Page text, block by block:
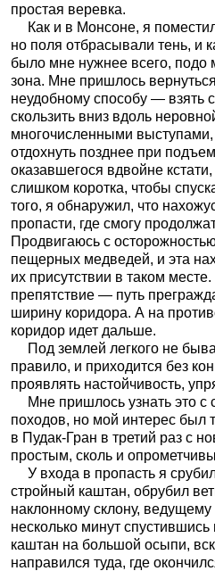
простая веревка.
Как и в Монсоне, я
но поля отбрасывали тень, и
было мне нужнее всего, подо
зона. Мне пришлось
неудобному способу — взять
скользить вниз вдоль
многочисленными выступами,
отдохнуть позднее при
оказавшегося вдвойне
слишком коротка, чтобы
того, я обнаружил, что
пропасти, где смогу
Продвигаюсь с
пещерных медведей, и эта
их присутствии в таком
препятствие — путь
ширину коридора. А на
коридор идет дальше.
Под землей легкого не
правило, и приходится без
проявлять настойчивость,
Мне пришлось узнать это с
походов, но мой интерес был
в Пудак-Гран в третий раз с
простым, сколь и
У входа в пропасть я
стройный каштан, обрубил
наклонному склону,
несколько минут
каштан на большой осыпи,
направился туда, где